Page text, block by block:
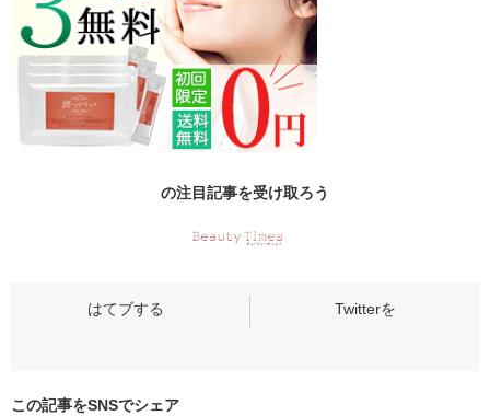
の注目記事を受け取ろう
この記事をSNSでシェア